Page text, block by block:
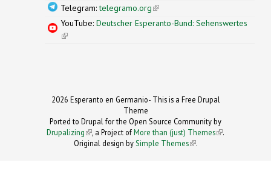
Telegram:telegramo.org(link is external)
YouTube: Deutscher Esperanto-Bund: Sehenswertes
(link is external)
2026 Esperanto en Germanio- This is a Free Drupal
Theme
Ported to Drupal for the Open Source Community by
Drupalizing(link is external)
, a Project ofMore than (just) Themes (link is
.
Original design by Simple Themes
(link is
.